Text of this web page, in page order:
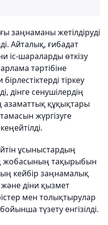
заңнаманы жетілдіруді
Айталық, ғибадат
іс-шараларды өткізу
тәртібіне
тіркеу
дінге сенушілердің
азаматтық құқықтары
жүргізуге
ұсыныстардың
жобасының тақырыбын
кейбір заңнамалық
және діни қызмет
мен толықтырулар
түзету енгізілді.